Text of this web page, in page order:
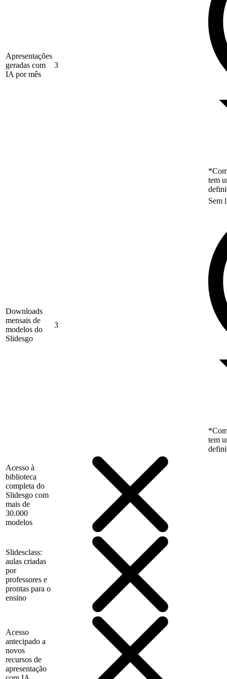
Apresentações
geradas com
IA por mês
3
tem
Downloads
mensais de
modelos do
Slidesgo
3
Sem
tem
Acesso à
biblioteca
completa do
Slidesgo com
mais de
30.000
modelos
Slidesclass:
aulas criadas
por
professores e
prontas para o
ensino
Acesso
antecipado a
novos
recursos de
apresentação